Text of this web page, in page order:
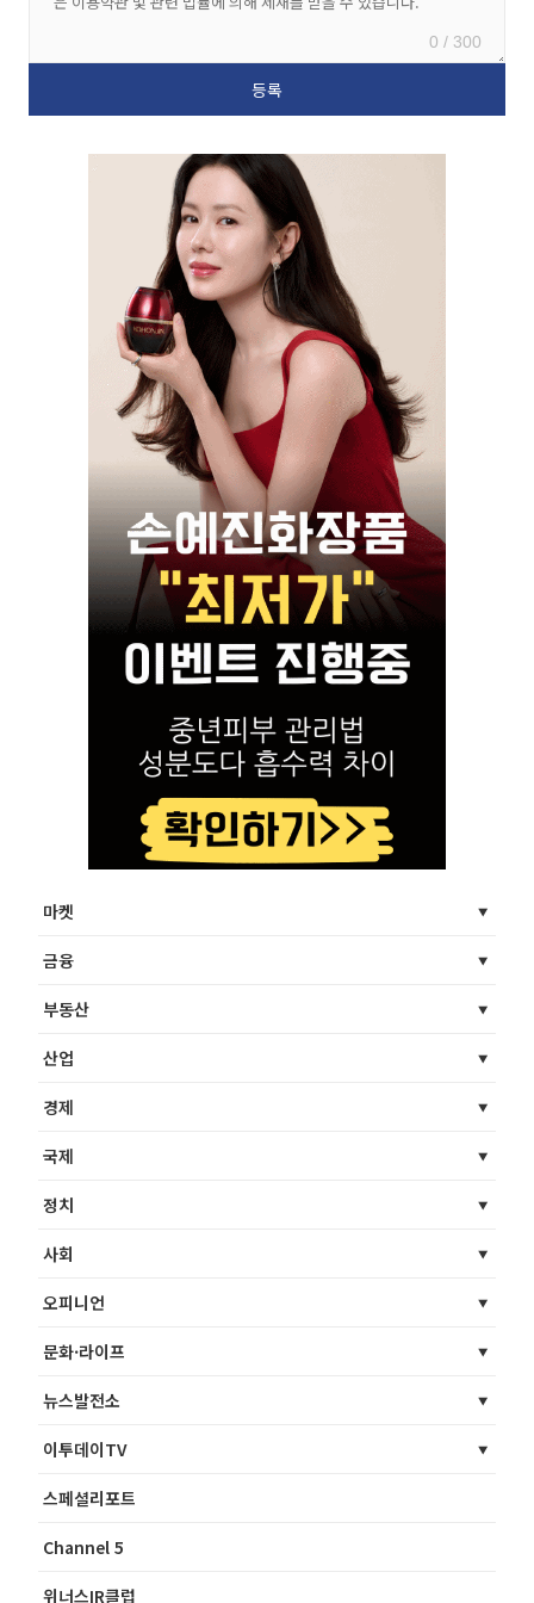
0 / 300
마켓
금융
부동산
산업
경제
국제
정치
사회
오피니언
문화·라이프
뉴스발전소
이투데이TV
스페셜리포트
Channel 5
위너스IR클럽